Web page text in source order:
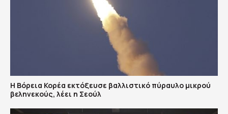
Η Βόρεια Κορέα εκτόξευσε βαλλιστικό πύραυλο μικρού
βεληνεκούς, λέει η Σεούλ